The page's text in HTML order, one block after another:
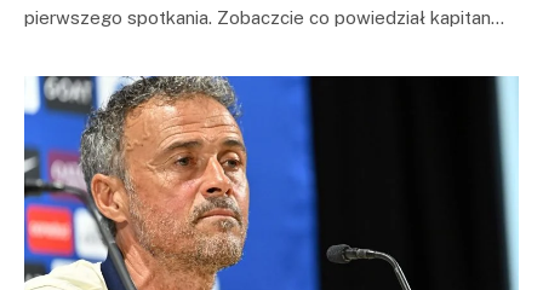
pierwszego spotkania. Zobaczcie co powiedział kapitan…